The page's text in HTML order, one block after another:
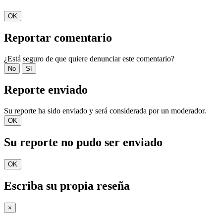
OK
Reportar comentario
¿Está seguro de que quiere denunciar este comentario?
No Sí
Reporte enviado
Su reporte ha sido enviado y será considerada por un moderador.
OK
Su reporte no pudo ser enviado
OK
Escriba su propia reseña
×